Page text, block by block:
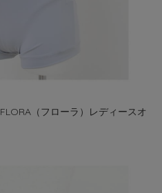
FLORA（フローラ）レディースオ